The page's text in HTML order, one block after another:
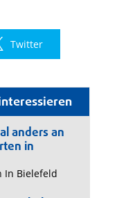
anders an
in
In Bielefeld
Twitter